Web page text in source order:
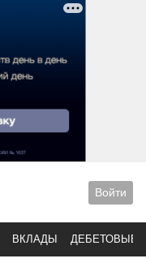
Войти
ВКЛАДЫ ДЕБЕТОВЫЕ